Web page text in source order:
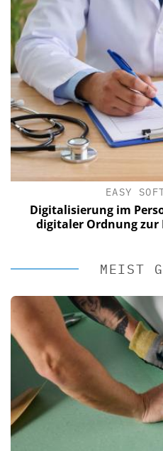
EASY
Digitalisierung im
digitaler Ordnung zur
MEIST